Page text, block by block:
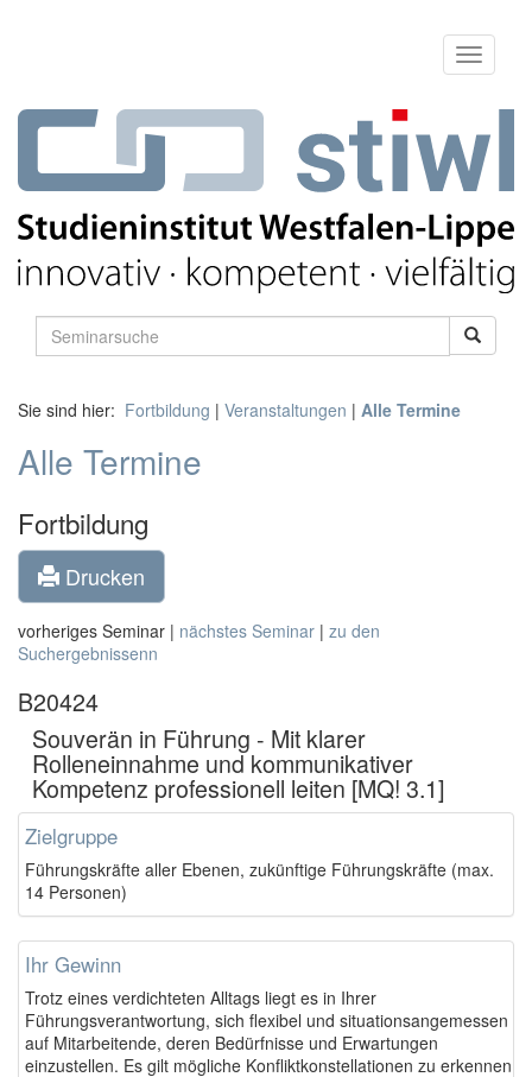
Sie sind hier: Fortbildung | Veranstaltungen | Alle Termine
Alle Termine
Fortbildung
Drucken
vorheriges Seminar | nächstes Seminar | zu den
Suchergebnissenn
B20424
Souverän in Führung - Mit klarer
Rolleneinnahme und kommunikativer
Kompetenz professionell leiten [MQ! 3.1]
Zielgruppe
Führungskräfte aller Ebenen, zukünftige Führungskräfte (max.
14 Personen)
Ihr Gewinn
Trotz eines verdichteten Alltags liegt es in Ihrer
Führungsverantwortung, sich flexibel und situations­angemessen
auf Mitarbeitende, deren Bedürfnisse und Erwartungen
einzustellen. Es gilt mögliche Konfliktkonstellationen zu erkennen